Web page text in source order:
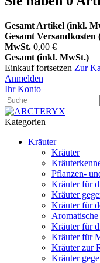
Gesamt Artikel (inkl.
Gesamt
MwSt. 0,00 €
Gesamt (inkl. MwSt.)
Einkauf fortsetzen Zur
Anmelden
Ihr Konto
Kategorien
Kräuter
Kräuter
Pflanzen-
Kräuter für
Kräuter
Kräuter für
Kräuter für
Kräuter für
Kräuter zur
Kräuter